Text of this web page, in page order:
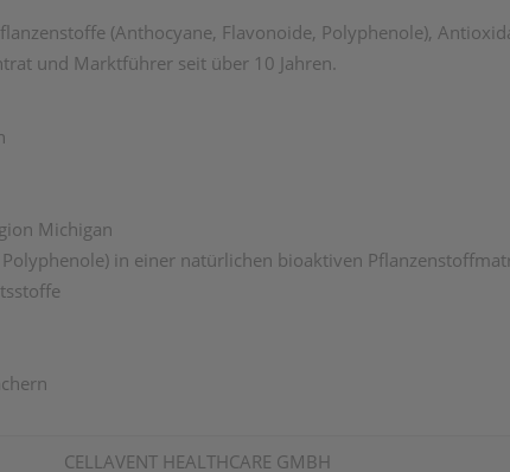
(Anthocyane, Flavonoide, Polyphenole),
und Marktführer seit über 10 Jahren.
Michigan
in einer natürlichen bioaktiven
CELLAVENT HEALTHCARE GMBH